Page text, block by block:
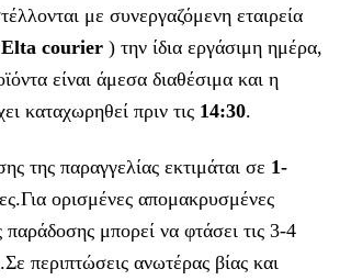
με συνεργαζόμενη εταιρεία
Elta courier ) την ίδια εργάσιμη ημέρα,
είναι άμεσα διαθέσιμα και η
καταχωρηθεί πριν τις 14:30.
της παραγγελίας εκτιμάται σε 1-
ορισμένες απομακρυσμένες
παράδοσης μπορεί να φτάσει τις 3-4
περιπτώσεις ανωτέρας βίας και